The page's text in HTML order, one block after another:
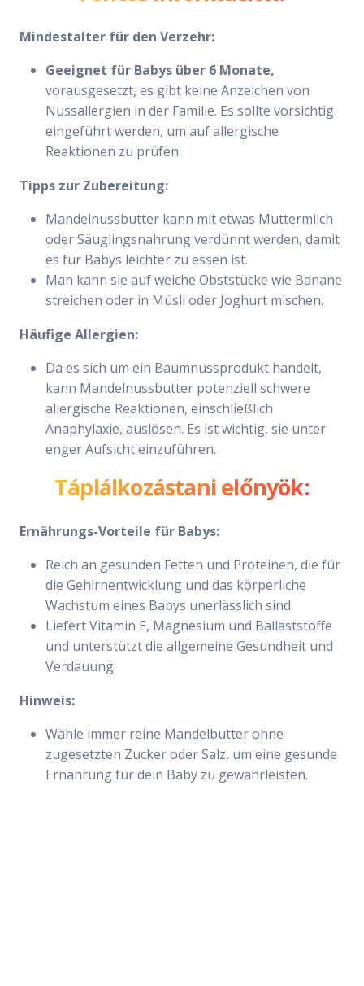
Mindestalter für den Verzehr:
Geeignet für Babys über 6 Monate,
vorausgesetzt, es gibt keine Anzeichen von
Nussallergien in der Familie. Es sollte vorsichtig
eingeführt werden, um auf allergische
Reaktionen zu prüfen.
Tipps zur Zubereitung:
Mandelnussbutter kann mit etwas Muttermilch
oder Säuglingsnahrung verdünnt werden, damit
es für Babys leichter zu essen ist.
Man kann sie auf weiche Obststücke wie Banane
streichen oder in Müsli oder Joghurt mischen.
Häufige Allergien:
Da es sich um ein Baumnussprodukt handelt,
kann Mandelnussbutter potenziell schwere
allergische Reaktionen, einschließlich
Anaphylaxie, auslösen. Es ist wichtig, sie unter
enger Aufsicht einzuführen.
Táplálkozástani előnyök:
Ernährungs-Vorteile für Babys:
Reich an gesunden Fetten und Proteinen, die für
die Gehirnentwicklung und das körperliche
Wachstum eines Babys unerlässlich sind.
Liefert Vitamin E, Magnesium und Ballaststoffe
und unterstützt die allgemeine Gesundheit und
Verdauung.
Hinweis:
Wähle immer reine Mandelbutter ohne
zugesetzten Zucker oder Salz, um eine gesunde
Ernährung für dein Baby zu gewährleisten.